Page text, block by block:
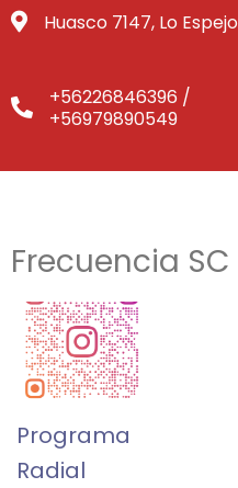
Huasco 7147, Lo Espejo
+56226846396 /
+56979890549
Frecuencia SC
Programa
Radial